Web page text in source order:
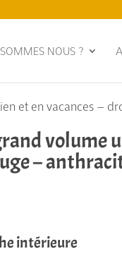
NOUS ?
et en vacances –
volume
–
intérieure